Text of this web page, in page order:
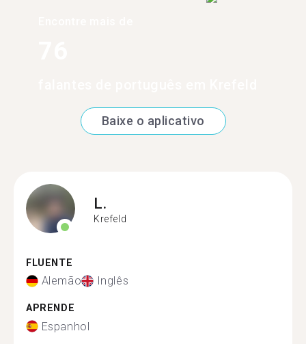
Baixe o aplicativo
L.
Krefeld
FLUENTE
Alemão Inglês
APRENDE
Espanhol